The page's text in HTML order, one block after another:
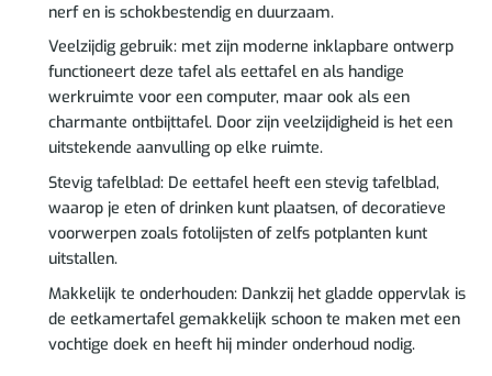
nerf en is schokbestendig en duurzaam.
Veelzijdig gebruik: met zijn moderne inklapbare ontwerp
functioneert deze tafel als eettafel en als handige
werkruimte voor een computer, maar ook als een
charmante ontbijttafel. Door zijn veelzijdigheid is het een
uitstekende aanvulling op elke ruimte.
Stevig tafelblad: De eettafel heeft een stevig tafelblad,
waarop je eten of drinken kunt plaatsen, of decoratieve
voorwerpen zoals fotolijsten of zelfs potplanten kunt
uitstallen.
Makkelijk te onderhouden: Dankzij het gladde oppervlak is
de eetkamertafel gemakkelijk schoon te maken met een
vochtige doek en heeft hij minder onderhoud nodig.